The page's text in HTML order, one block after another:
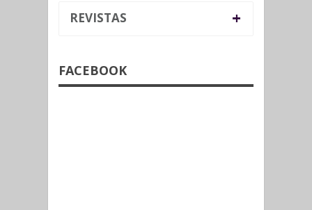
REVISTAS +
FACEBOOK